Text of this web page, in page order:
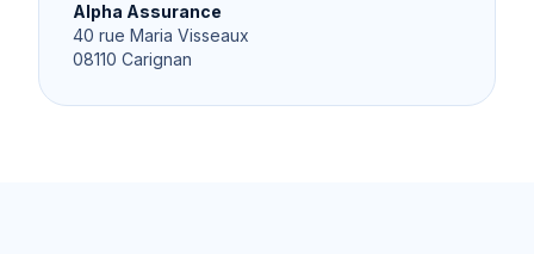
Alpha Assurance
40 rue Maria Visseaux
08110 Carignan